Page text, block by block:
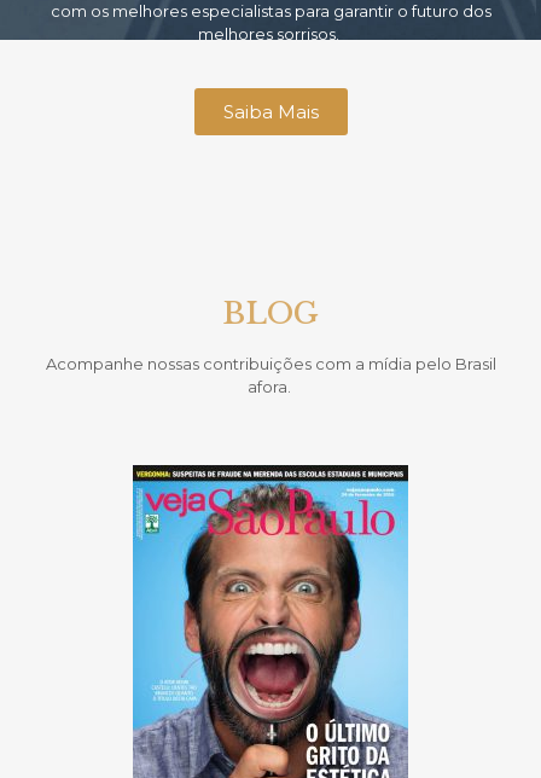
com os melhores especialistas para garantir o futuro dos
melhores sorrisos.
Saiba Mais
BLOG
Acompanhe nossas contribuições com a mídia pelo Brasil
afora.